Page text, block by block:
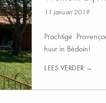
11 januari 2019
Prachtige
huur in Bédoin!
LEES VERDER →